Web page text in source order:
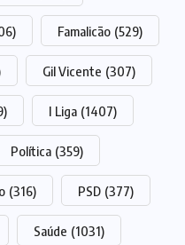
Famalicão (529)
Gil Vicente (307)
I Liga (1407)
Política (359)
(316) PSD (377)
Saúde (1031)